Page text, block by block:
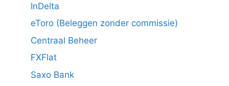
InDelta
eToro (Beleggen zonder commissie)
Centraal Beheer
FXFlat
Saxo Bank